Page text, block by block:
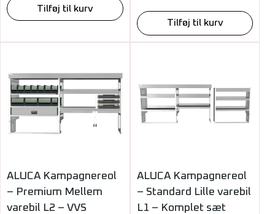
Tilføj til kurv
Tilføj til kurv
ALUCA Kampagnereol
– Premium Mellem
varebil L2 – VVS
ALUCA Kampagnereol
– Standard Lille varebil
L1 – Komplet sæt